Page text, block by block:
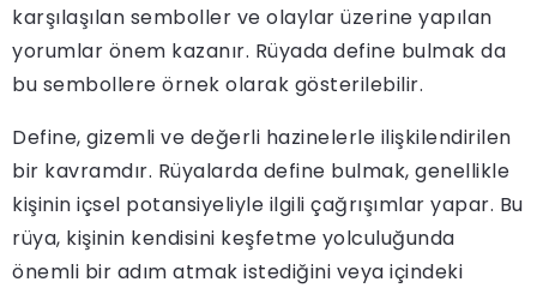
karşılaşılan semboller ve olaylar üzerine yapılan
yorumlar önem kazanır. Rüyada define bulmak da
bu sembollere örnek olarak gösterilebilir.
Define, gizemli ve değerli hazinelerle ilişkilendirilen
bir kavramdır. Rüyalarda define bulmak, genellikle
kişinin içsel potansiyeliyle ilgili çağrışımlar yapar. Bu
rüya, kişinin kendisini keşfetme yolculuğunda
önemli bir adım atmak istediğini veya içindeki